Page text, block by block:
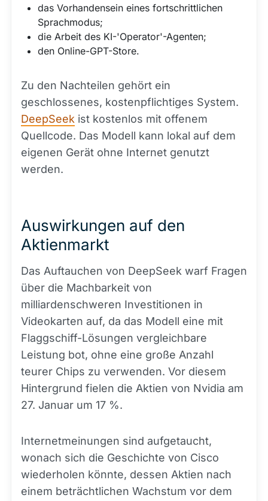
das Vorhandensein eines fortschrittlichen
Sprachmodus;
die Arbeit des KI-'Operator'-Agenten;
den Online-GPT-Store.
Zu den Nachteilen gehört ein
geschlossenes, kostenpflichtiges System.
DeepSeek ist kostenlos mit offenem
Quellcode. Das Modell kann lokal auf dem
eigenen Gerät ohne Internet genutzt
werden.
Auswirkungen auf den
Aktienmarkt
Das Auftauchen von DeepSeek warf Fragen
über die Machbarkeit von
milliardenschweren Investitionen in
Videokarten auf, da das Modell eine mit
Flaggschiff-Lösungen vergleichbare
Leistung bot, ohne eine große Anzahl
teurer Chips zu verwenden. Vor diesem
Hintergrund fielen die Aktien von Nvidia am
27. Januar um 17 %.
Internetmeinungen sind aufgetaucht,
wonach sich die Geschichte von Cisco
wiederholen könnte, dessen Aktien nach
einem beträchtlichen Wachstum vor dem